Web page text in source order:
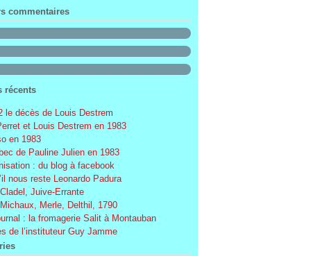
commentaires
récents
le décès de Louis Destrem
et Louis Destrem en 1983
en 1983
de Pauline Julien en 1983
: du blog à facebook
nous reste Leonardo Padura
Juive-Errante
Merle, Delthil, 1790
: la fromagerie Salit à Montauban
de l’instituteur Guy Jamme